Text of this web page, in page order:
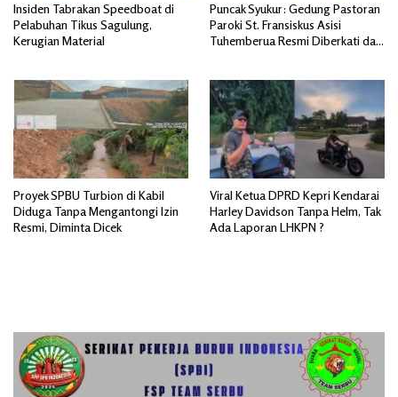
Insiden Tabrakan Speedboat di
Pelabuhan Tikus Sagulung,
Kerugian Material
Puncak Syukur: Gedung Pastoran
Paroki St. Fransiskus Asisi
Tuhemberua Resmi Diberkati dan
Proyek SPBU Turbion di Kabil
Diduga Tanpa Mengantongi Izin
Resmi, Diminta Dicek
Viral Ketua DPRD Kepri Kendarai
Harley Davidson Tanpa Helm, Tak
Ada Laporan LHKPN ?